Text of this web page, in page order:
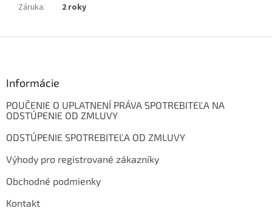
Záruka: 2 roky
Informácie
POUČENIE O UPLATNENÍ PRÁVA SPOTREBITEĽA NA
ODSTÚPENIE OD ZMLUVY
ODSTÚPENIE SPOTREBITEĽA OD ZMLUVY
Výhody pro registrované zákazníky
Obchodné podmienky
Kontakt